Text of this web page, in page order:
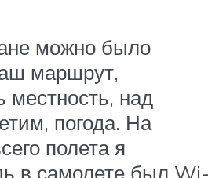
можно было
маршрут,
местность, над
погода. На
полета я
в самолете был Wi-